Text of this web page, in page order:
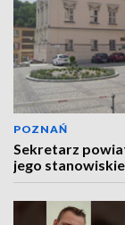
POZNAŃ
Sekretarz
jego